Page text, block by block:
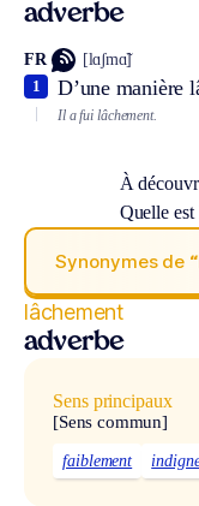
adverbe
FR [lɑʃmɑ̃]
D’une manière
1
Il a fui lâchement.
À
Quelle
Synonymes de
lâchement
adverbe
Sens principaux
[Sens commun]
faiblement